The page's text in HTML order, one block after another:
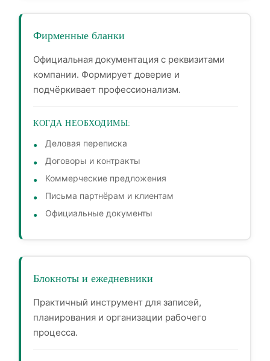
Фирменные бланки
Официальная документация с реквизитами
компании. Формирует доверие и
подчёркивает профессионализм.
КОГДА НЕОБХОДИМЫ:
Деловая переписка
Договоры и контракты
Коммерческие предложения
Письма партнёрам и клиентам
Официальные документы
Блокноты и ежедневники
Практичный инструмент для записей,
планирования и организации рабочего
процесса.